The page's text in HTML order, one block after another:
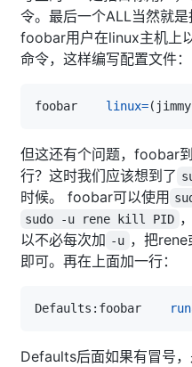
令。最后一个ALL当然就
foobar用户在linux主机上
命令，这样编写配置文件：
foobar linux=(
但这还有个问题，foobar
行？这时我们应该想到了
时候。 foobar可以使用
sudo -u rene kill PID
以不必每次加 -u ，把
即可。再在上面加一行：
Defaults:foobar
Defaults后面如果有冒号